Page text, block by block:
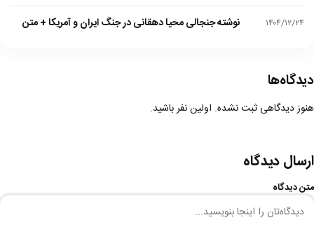
۱۴۰۴/۱۲/۲۴ نوشته جنجالی محیا دهقانی در جنگ ایران و آمریکا + متن
دیدگاه‌ها
هنوز دیدگاهی ثبت نشده. اولین نفر باشید.
ارسال دیدگاه
متن دیدگاه